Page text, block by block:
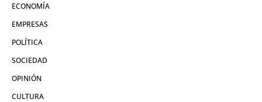
ECONOMÍA
EMPRESAS
POLÍTICA
SOCIEDAD
OPINIÓN
CULTURA